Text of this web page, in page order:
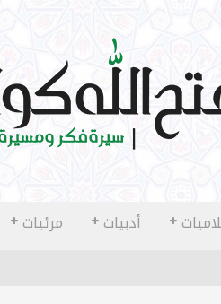
أدبيات مرئيات